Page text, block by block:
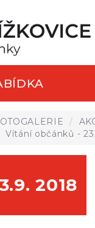
Vítání občánků -
2018